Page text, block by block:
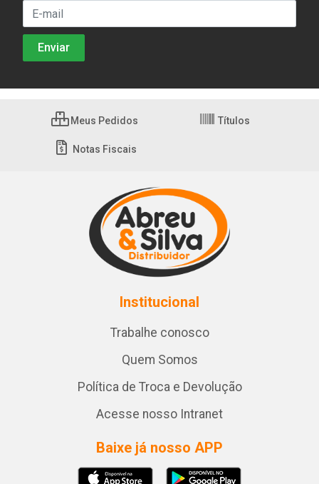
Meus Pedidos Títulos
Notas Fiscais
Institucional
Trabalhe conosco
Quem Somos
Política de Troca e Devolução
Acesse nosso Intranet
Baixe já nosso APP